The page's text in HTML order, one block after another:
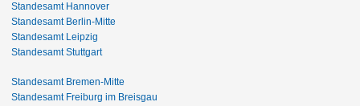
Standesamt Hannover
Standesamt Berlin-Mitte
Standesamt Leipzig
Standesamt Stuttgart
Standesamt Bremen-Mitte
Standesamt Freiburg im Breisgau